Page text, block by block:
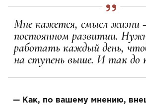
Мне кажется, смысл жизни
постоянном развитии.
работать каждый день,
на ступень выше. И так до
— Как, по вашему мнению,